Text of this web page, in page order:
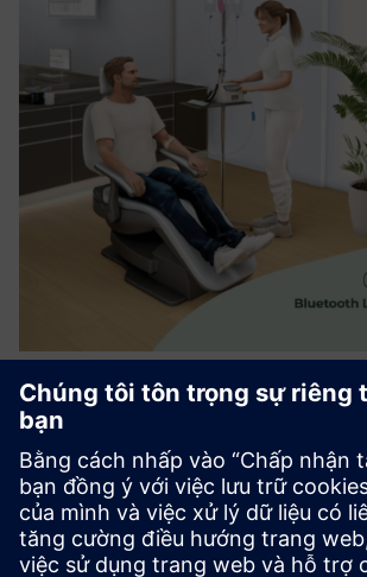
Bluetooth Localisation
CODAN infusion pumps
Cho phép theo dõi thời gian thực của
CODAN thông qua công nghệ Bluetooth
hợp. Hệ thống cung cấp khả năng hiển
các môi trường bệnh viện, cải thiện tính